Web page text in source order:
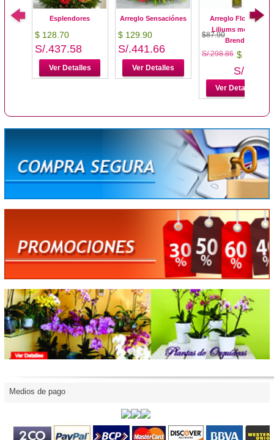
Esplendores
$ 128.70
S/.437.58
Ver Detalles
Arreglo Sensaciónes
$ 129.90
S/.441.66
Ver Detalles
Arreglo Floral de
Liliums modelo
Brenda
$87.90
$ 79.90
S/.298.86
S/
Ver Detalles
Medios de pago